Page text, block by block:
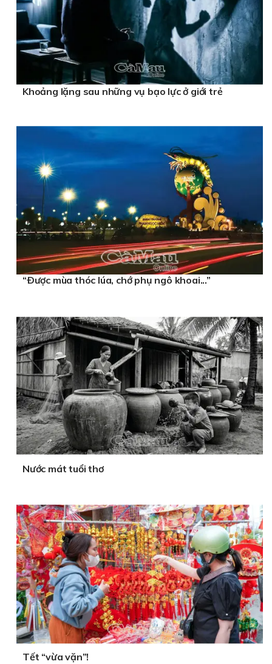
Khoảng lặng sau những vụ bạo lực ở giới trẻ
“Ðược mùa thóc lúa, chớ phụ ngô khoai...”
Nước mát tuổi thơ
Tết “vừa vặn”!